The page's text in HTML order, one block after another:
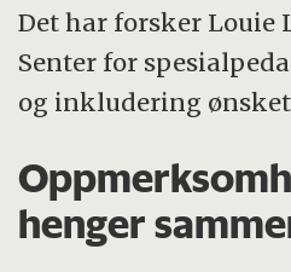
Det har forsker Louie
Senter for
og inkludering
henger